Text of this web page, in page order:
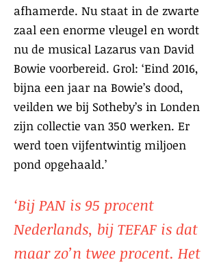
afhamerde. Nu staat in de zwarte
zaal een enorme vleugel en wordt
nu de musical Lazarus van David
Bowie voorbereid. Grol: ‘Eind 2016,
bijna een jaar na Bowie’s dood,
veilden we bij Sotheby’s in Londen
zijn collectie van 350 werken. Er
werd toen vijfentwintig miljoen
pond opgehaald.’
‘Bij PAN is 95 procent
Nederlands, bij TEFAF is dat
maar zo’n twee procent. Het